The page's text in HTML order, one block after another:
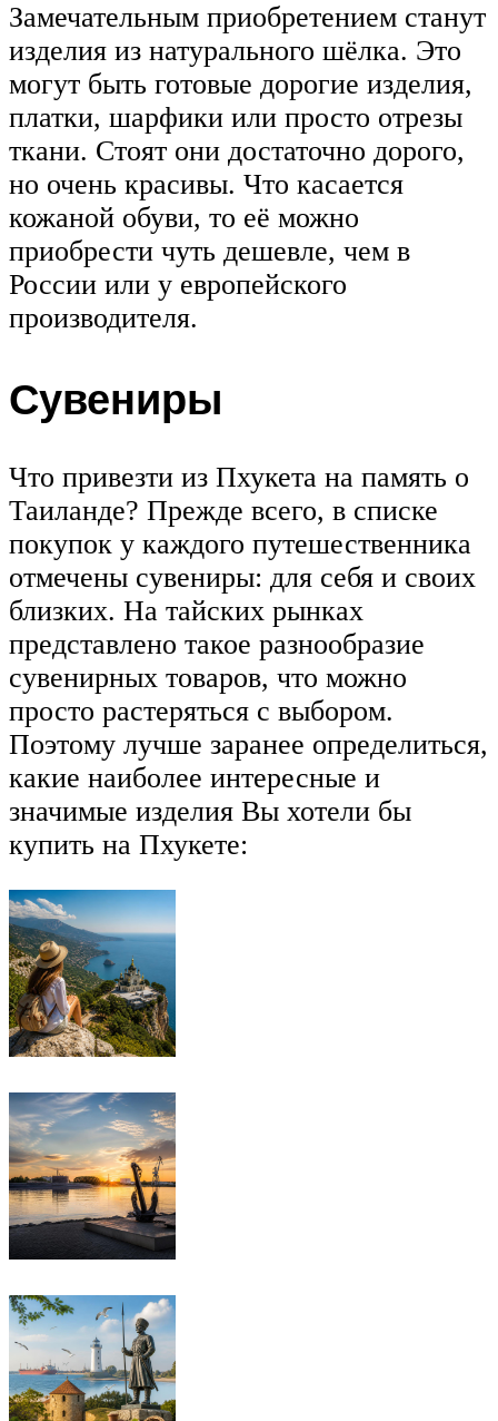
Замечательным приобретением станут
изделия из натурального шёлка. Это
могут быть готовые дорогие изделия,
платки, шарфики или просто отрезы
ткани. Стоят они достаточно дорого,
но очень красивы. Что касается
кожаной обуви, то её можно
приобрести чуть дешевле, чем в
России или у европейского
производителя.
Сувениры
Что привезти из Пхукета на память о
Таиланде? Прежде всего, в списке
покупок у каждого путешественника
отмечены сувениры: для себя и своих
близких. На тайских рынках
представлено такое разнообразие
сувенирных товаров, что можно
просто растеряться с выбором.
Поэтому лучше заранее определиться,
какие наиболее интересные и
значимые изделия Вы хотели бы
купить на Пхукете: